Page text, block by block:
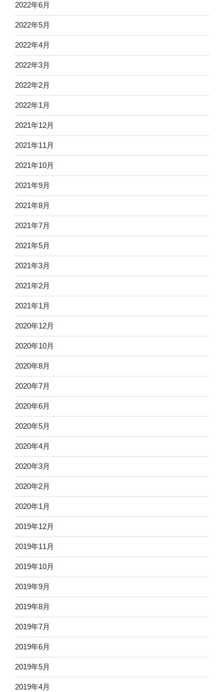
2022年6月
2022年5月
2022年4月
2022年3月
2022年2月
2022年1月
2021年12月
2021年11月
2021年10月
2021年9月
2021年8月
2021年7月
2021年5月
2021年3月
2021年2月
2021年1月
2020年12月
2020年10月
2020年8月
2020年7月
2020年6月
2020年5月
2020年4月
2020年3月
2020年2月
2020年1月
2019年12月
2019年11月
2019年10月
2019年9月
2019年8月
2019年7月
2019年6月
2019年5月
2019年4月